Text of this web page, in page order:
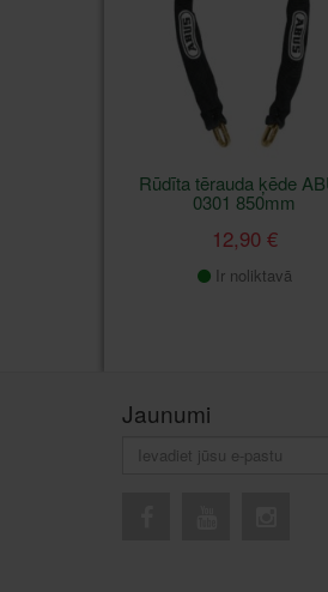
Rūdīta tērauda ķēde
0301 850mm
12,90 €
Ir noliktavā
Jaunumi